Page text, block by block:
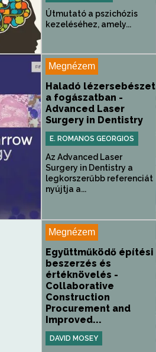
Útmutató a pszichózis
kezeléséhez, amely...
Megnézem
Haladó lézersebészet
a fogászatban -
Advanced Laser
Surgery in Dentistry
E. ROMANOS GEORGIOS
Az Advanced Laser
Surgery in Dentistry a
legkorszerűbb referenciát
nyújtja a...
Megnézem
Együttműködő építési
beszerzés és
értéknövelés -
Collaborative
Construction
Procurement and
Improved...
DAVID MOSEY